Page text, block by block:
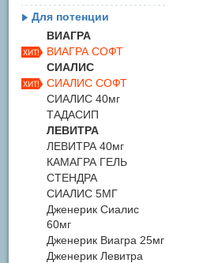
Для потенции
ВИАГРА
ВИАГРА СОФТ
СИАЛИС
СИАЛИС СОФТ
СИАЛИС 40мг
ТАДАСИП
ЛЕВИТРА
ЛЕВИТРА 40мг
КАМАГРА ГЕЛЬ
СТЕНДРА
СИАЛИС 5МГ
Дженерик Сиалис
60мг
Дженерик Виагра 25мг
Дженерик Левитра